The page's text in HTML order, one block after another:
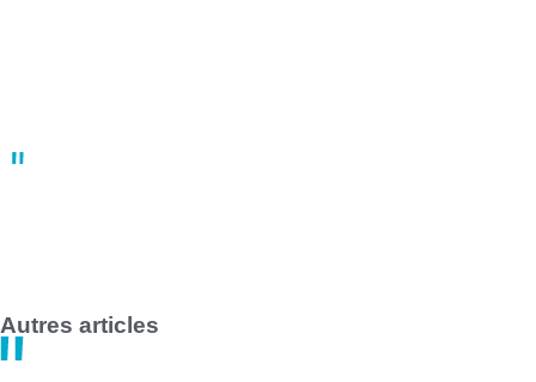
Autres articles